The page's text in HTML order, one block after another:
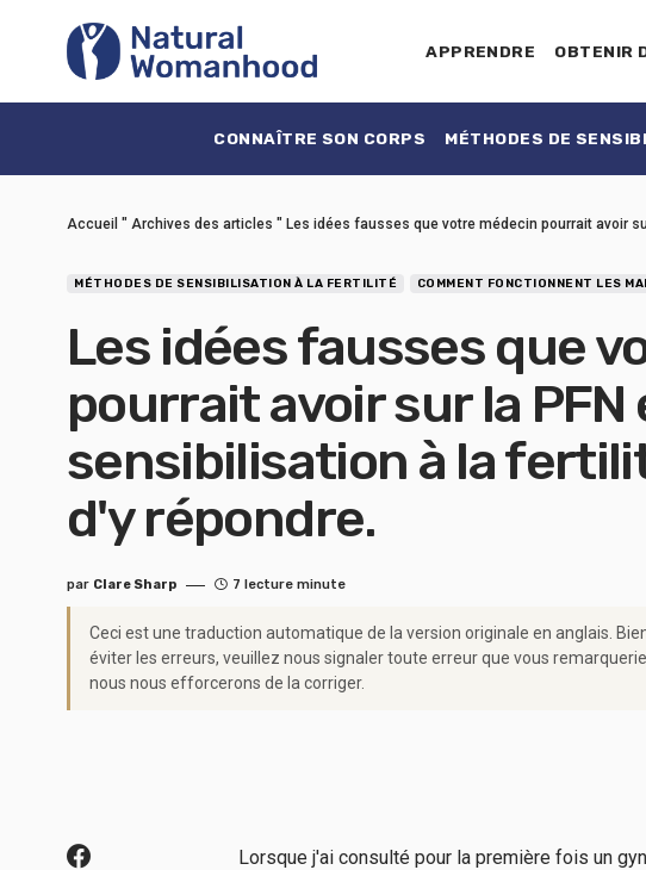
APPRENDRE OBTENIR
CONNAÎTRE SON CORPS MÉTHODES DE
Accueil " Archives des articles " Les idées fausses que votre médecin pourrait avoir
MÉTHODES DE SENSIBILISATION À LA FERTILITÉ COMMENT FONCTIONNENT LES
Les idées fausses que
pourrait avoir sur la PFN
sensibilisation à la
d'y répondre.
par Clare Sharp 7 lecture minute
Ceci est une traduction automatique de la version originale en anglais.
éviter les erreurs, veuillez nous signaler toute erreur que vous
nous nous efforcerons de la corriger.
Lorsque j'ai consulté pour la première fois un